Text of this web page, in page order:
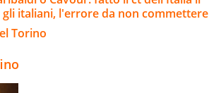
italiani, l'errore da non commettere
Torino